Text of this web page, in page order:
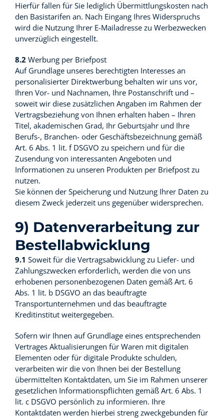
Hierfür fallen für Sie lediglich Übermittlungskosten nach
den Basistarifen an. Nach Eingang Ihres Widerspruchs
wird die Nutzung Ihrer E-Mailadresse zu Werbezwecken
unverzüglich eingestellt.
8.2Werbung per Briefpost
Auf Grundlage unseres berechtigten Interesses an
personalisierter Direktwerbung behalten wir uns vor,
Ihren Vor- und Nachnamen, Ihre Postanschrift und –
soweit wir diese zusätzlichen Angaben im Rahmen der
Vertragsbeziehung von Ihnen erhalten haben – Ihren
Titel, akademischen Grad, Ihr Geburtsjahr und Ihre
Berufs-, Branchen- oder Geschäftsbezeichnung gemäß
Art. 6 Abs. 1 lit. f DSGVO zu speichern und für die
Zusendung von interessanten Angeboten und
Informationen zu unseren Produkten per Briefpost zu
nutzen.
Sie können der Speicherung und Nutzung Ihrer Daten zu
diesem Zweck jederzeit uns gegenüber widersprechen.
9) Datenverarbeitung zur
Bestellabwicklung
9.1 Soweit für die Vertragsabwicklung zu Liefer- und
Zahlungszwecken erforderlich, werden die von uns
erhobenen personenbezogenen Daten gemäß Art. 6
Abs. 1 lit. b DSGVO an das beauftragte
Transportunternehmen und das beauftragte
Kreditinstitut weitergegeben.
Sofern wir Ihnen auf Grundlage eines entsprechenden
Vertrages Aktualisierungen für Waren mit digitalen
Elementen oder für digitale Produkte schulden,
verarbeiten wir die von Ihnen bei der Bestellung
übermittelten Kontaktdaten, um Sie im Rahmen unserer
gesetzlichen Informationspflichten gemäß Art. 6 Abs. 1
lit. c DSGVO persönlich zu informieren. Ihre
Kontaktdaten werden hierbei streng zweckgebunden für